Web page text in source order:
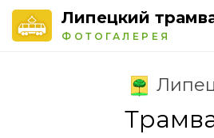
Липецкий
ФОТОГАЛЕРЕЯ